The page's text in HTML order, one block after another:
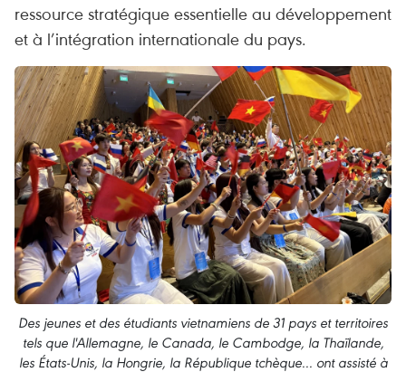
ressource stratégique essentielle au développement
et à l’intégration internationale du pays.
Des jeunes et des étudiants vietnamiens de 31 pays et territoires
tels que l'Allemagne, le Canada, le Cambodge, la Thaïlande,
les États-Unis, la Hongrie, la République tchèque... ont assisté à